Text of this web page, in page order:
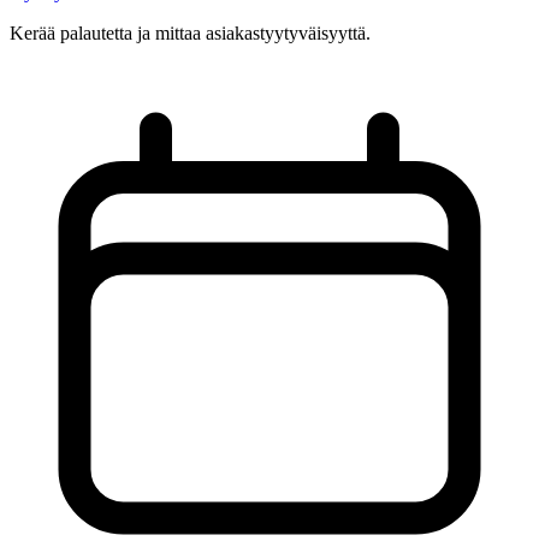
Kerää palautetta ja mittaa asiakastyytyväisyyttä.